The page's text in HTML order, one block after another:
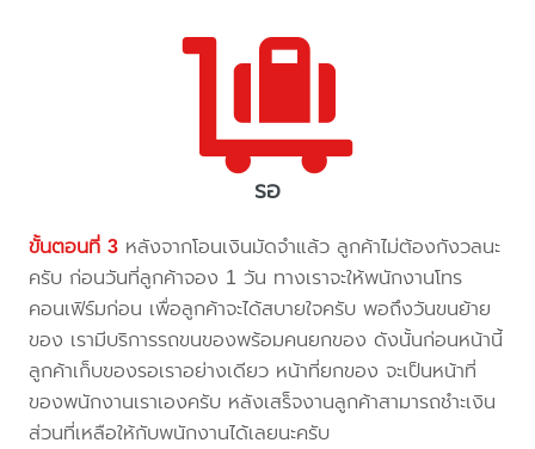
รอ
ขั้นตอนที่ 3 หลังจากโอนเงินมัดจำแล้ว ลูกค้าไม่ต้องกังวลนะ
ครับ ก่อนวันที่ลูกค้าจอง 1 วัน ทางเราจะให้พนักงานโทร
คอนเฟิร์มก่อน เพื่อลูกค้าจะได้สบายใจครับ พอถึงวันขนย้าย
ของ เรามีบริการรถขนของพร้อมคนยกของ ดังนั้นก่อนหน้านี้
ลูกค้าเก็บของรอเราอย่างเดียว หน้าที่ยกของ จะเป็นหน้าที่
ของพนักงานเราเองครับ หลังเสร็จงานลูกค้าสามารถชำะเงิน
ส่วนที่เหลือให้กับพนักงานได้เลยนะครับ